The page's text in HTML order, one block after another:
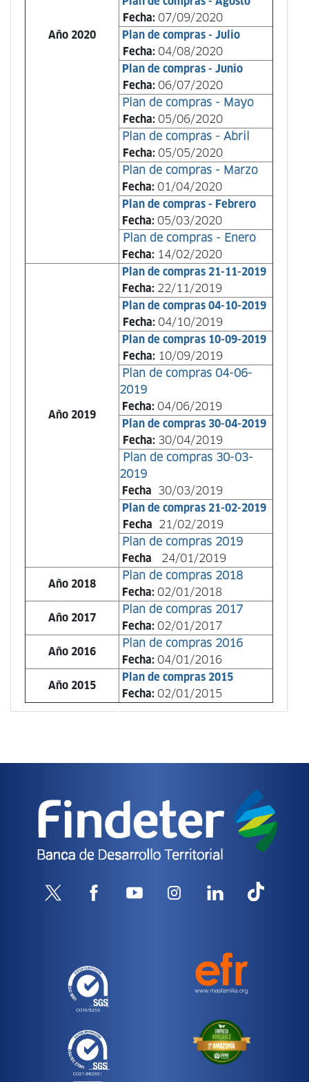
Año 2020
Fecha: 07/09/2020
Plan de compras - Julio
Fecha: 04/08/2020
Plan de compras - Junio
Fecha: 06/07/2020
Plan de compras - Mayo
Fecha: 05/06/2020
Plan de compras - Abril
Fecha: 05/05/2020
Plan de compras - Marzo
Fecha: 01/04/2020
Plan de compras - Febrero
Fecha: 05/03/2020
Plan de compras - Enero
Fecha: 14/02/2020
Año 2019
Plan de compras 21-11-2019
Fecha: 22/11/2019
Plan de compras 04-10-2019
Fecha: 04/10/2019
Plan de compras 10-09-2019
Fecha: 10/09/2019
Plan de compras 04-06-
2019
Fecha: 04/06/2019
Plan de compras 30-04-2019
Fecha: 30/04/2019
Plan de compras 30-03-
2019
Fecha
30/03/2019
Plan de compras 21-02-2019
Fecha
21/02/2019
Plan de compras 2019
Fecha
24/01/2019
Año 2018
Plan de compras 2018
Fecha: 02/01/2018
Año 2017
Plan de compras 2017
Fecha: 02/01/2017
Año 2016
Plan de compras 2016
Fecha: 04/01/2016
Año 2015
Plan de compras 2015
Fecha: 02/01/2015
Acceso
información
Pública